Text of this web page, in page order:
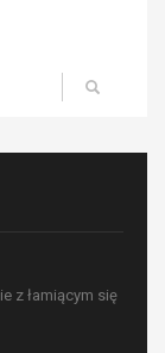
z łamiącym się